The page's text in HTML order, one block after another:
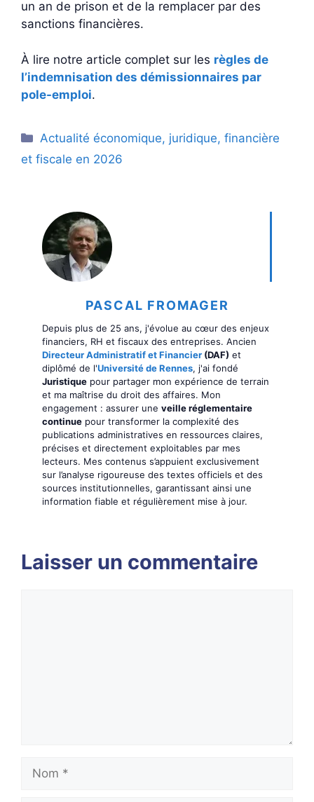
un an de prison et de la remplacer par des
sanctions financières.
À lire notre article complet sur les règles de
l’indemnisation des démissionnaires par
pole-emploi.
Catégories
Actualité économique, juridique, financière
et fiscale en 2026
PASCAL FROMAGER
Depuis plus de 25 ans, j'évolue au cœur des enjeux
financiers, RH et fiscaux des entreprises. Ancien
Directeur Administratif et Financier (DAF) et
diplômé de l'Université de Rennes, j'ai fondé
Juristique pour partager mon expérience de terrain
et ma maîtrise du droit des affaires. Mon
engagement : assurer une veille réglementaire
continue pour transformer la complexité des
publications administratives en ressources claires,
précises et directement exploitables par mes
lecteurs. Mes contenus s’appuient exclusivement
sur l’analyse rigoureuse des textes officiels et des
sources institutionnelles, garantissant ainsi une
information fiable et régulièrement mise à jour.
Laisser un commentaire